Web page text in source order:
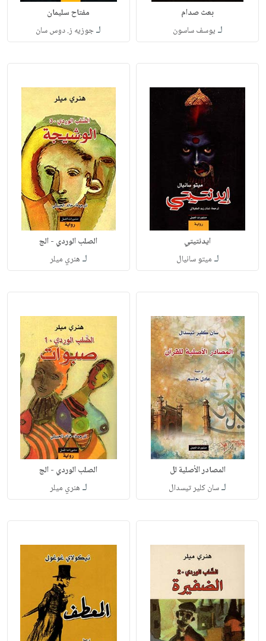
بعث صدام
لـ يوسف ساسون
مفتاح سليمان
لـجوزيه ز. دوس سان
ايدنتيتي
لـ ميتو سانيال
الصلب الوردي - الج
لـ هنري ميلر
المصادر الأصلية لل
لـسان كلير تيسدال
الصلب الوردي - الج
لـ هنري ميلر